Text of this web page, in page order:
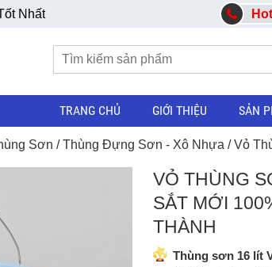
Nhất
TRANG CHỦ GIỚI THIỆU SẢN
Sơn /Thùng Đựng Sơn - Xô Nhựa / Vỏ
VỎ THÙNG
SẮT MỚI
THÀNH
Thùng sơn 16 lít